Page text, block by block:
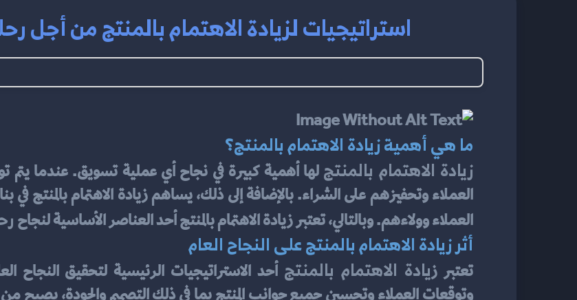
استراتيجيات لزيادة الاهتمام بالمنتج من أجل
ما هي أهمية زيادة الاهتمام بالمنتج؟
زيادة الاهتمام بالمنتج
العملاء وولاءهم. وبالتالي، تعتبر زيادة الاهتمام بالمنتج أحد العناصر الأساسية لنجاح
أثر زيادة الاهتمام بالمنتج على النجاح العام
تعتبر زيادة الاهتمام بالمنتج